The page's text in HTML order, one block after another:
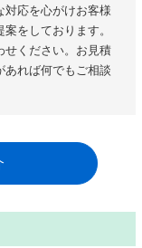
対応を心がけお客様
をしております。
せください。お見積
あれば何でもご相談